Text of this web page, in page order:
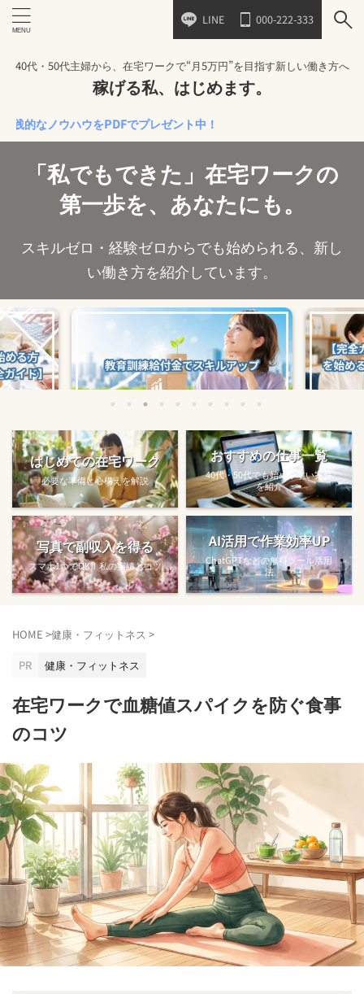
LINE 000-222-333
40代・50代主婦から、在宅ワークで“月5万円”を目指す新しい働き方へ
稼げる私、はじめます。
ウハウをPDFでプレゼント中！
「私でもできた」在宅ワークの
第一歩を、あなたにも。
スキルゼロ・経験ゼロからでも始められる、新し
い働き方を紹介しています。
る方法
教育訓練給付金で賢くスキルアップする
方法【主婦でも使え...
【完全ガ
はじめての在宅ワーク
必要な準備と心構えを解説
おすすめの仕事一覧
40代・50代でも始めやすい案件
を紹介
写真で副収入を得る
スマホ1つでOK！私の実績とコツ
AI活用で作業効率UP
ChatGPTなどの無料ツール活用
法
HOME >健康・フィットネス >
PR
健康・フィットネス
在宅ワークで血糖値スパイクを防ぐ食事
のコツ